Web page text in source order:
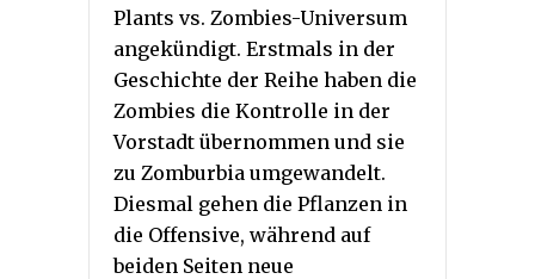
Plants vs. Zombies-Universum
angekündigt. Erstmals in der
Geschichte der Reihe haben die
Zombies die Kontrolle in der
Vorstadt übernommen und sie
zu Zomburbia umgewandelt.
Diesmal gehen die Pflanzen in
die Offensive, während auf
beiden Seiten neue